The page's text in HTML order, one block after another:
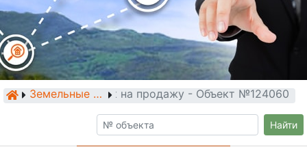
Земельные участки
Земельный участок на продажу - Объект №124060
Найти